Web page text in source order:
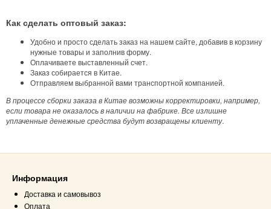
Как сделать оптовый заказ:
Удобно и просто сделать заказ на нашем сайте, добавив в корзину
нужные товары и заполнив форму.
Оплачиваете выставленный счет.
Заказ собирается в Китае.
Отправляем выбранной вами транспортной компанией.
В процессе сборки заказа в Китае возможны корректировки, например,
если товара не оказалось в наличии на фабрике. Все излишне
уплаченные денежные средства будут возвращены клиенту.
Информация
Доставка и самовывоз
Оплата